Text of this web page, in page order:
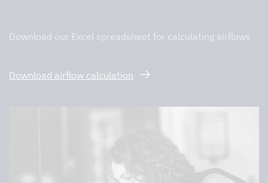
Download our Excel spreadsheet for calculating airflows
Download airflow calculation